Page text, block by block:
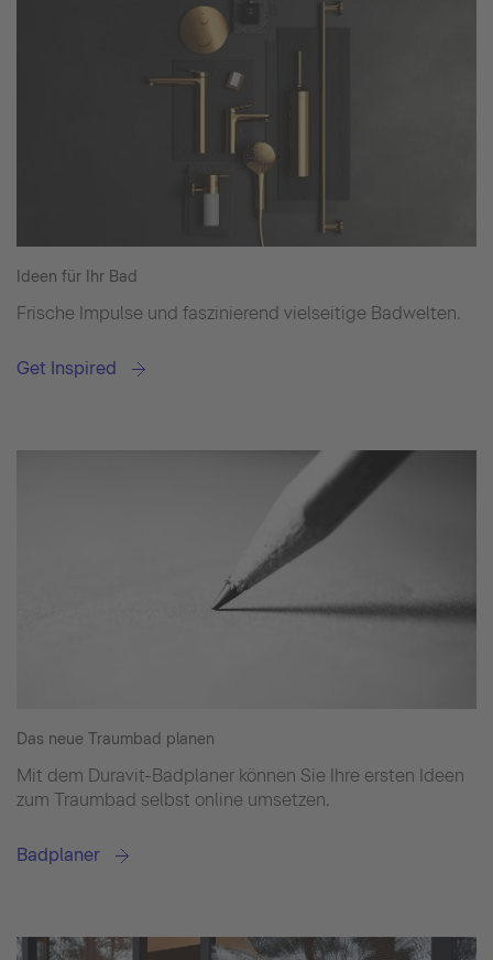
Ideen für Ihr Bad
Frische Impulse und faszinierend vielseitige Badwelten.
Get Inspired
Das neue Traumbad planen
Mit dem Duravit-Badplaner können Sie Ihre ersten Ideen
zum Traumbad selbst online umsetzen.
Badplaner